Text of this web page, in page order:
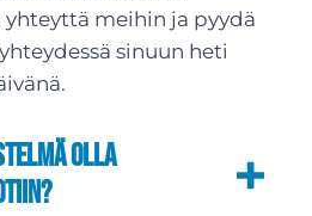
meihin ja pyydä
sinuun heti
olla